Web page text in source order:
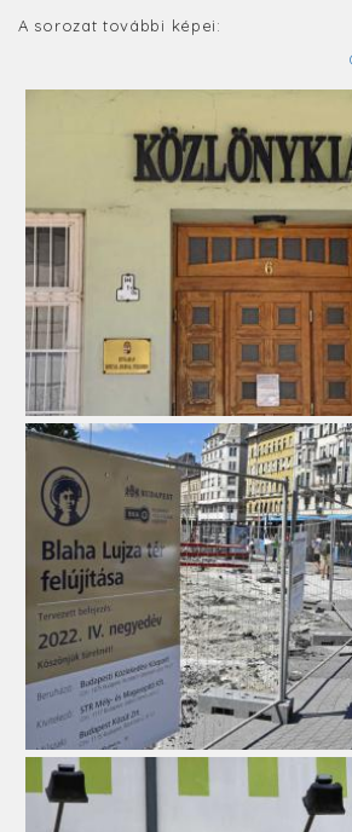
A sorozat további képei: